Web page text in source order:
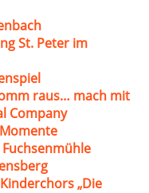
St. Peter im
raus… mach mit
Company
„Die